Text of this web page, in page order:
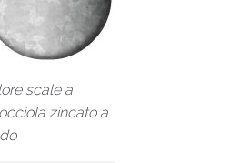
scale a
zincato a